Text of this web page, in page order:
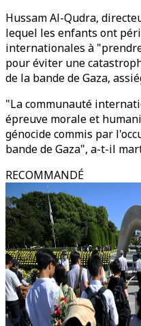
Hussam Al-Qudra,
lequel les enfants ont
internationales à
pour éviter une
de la bande de Gaza,
"La communauté
épreuve morale et
génocide commis par
bande de Gaza", a-t-il
RECOMMANDÉ